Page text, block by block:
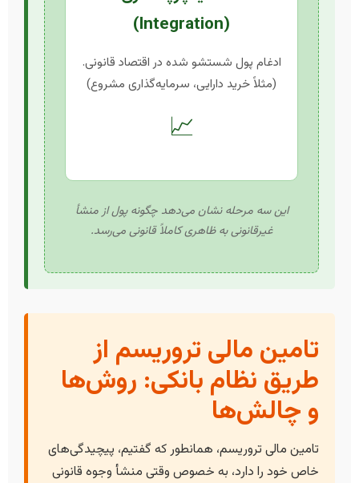
(Integration)
ادغام پول شستشو شده در اقتصاد قانونی.
(مثلاً خرید دارایی، سرمایه‌گذاری مشروع)
📈
این سه مرحله نشان می‌دهد چگونه پول از منشأ
غیرقانونی به ظاهری کاملاً قانونی می‌رسد.
تامین مالی تروریسم از
طریق نظام بانکی: روش‌ها
و چالش‌ها
تامین مالی تروریسم، همانطور که گفتیم، پیچیدگی‌های
خاص خود را دارد، به خصوص وقتی منشأ وجوه قانونی